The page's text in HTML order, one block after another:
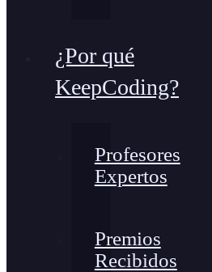
¿Por qué
KeepCoding?
Profesores
Expertos
Premios
Recibidos